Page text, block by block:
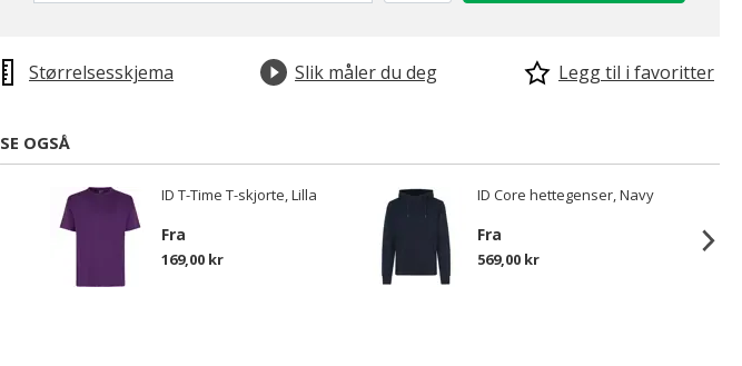
Størrelsesskjema Slik måler du deg Legg til i favoritter
SE OGSÅ
ID T-Time T-skjorte, Lilla
Fra
169,00 kr
ID Core hettegenser, Navy
Fra
569,00 kr